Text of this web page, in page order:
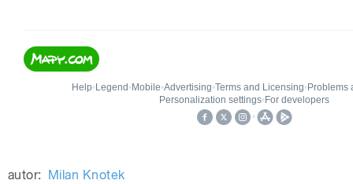
autor: Milan Knotek